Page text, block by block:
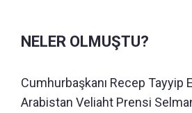
NELER OLMUŞTU?
Cumhurbaşkanı Recep Tayyip
Arabistan Veliaht Prensi